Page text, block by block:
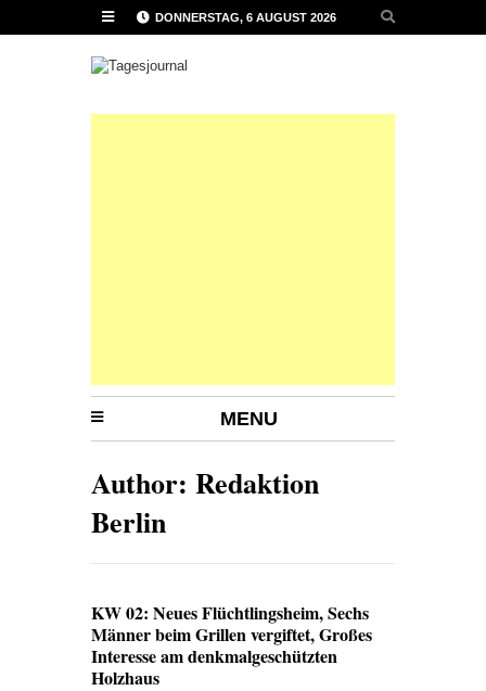
DONNERSTAG, 6 AUGUST 2026
MENU
Author: Redaktion
Berlin
KW 02: Neues Flüchtlingsheim, Sechs
Männer beim Grillen vergiftet, Großes
Interesse am denkmalgeschützten
Holzhaus